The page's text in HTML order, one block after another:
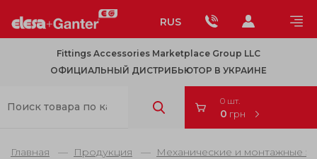
RUS
Fittings Accessories Marketplace Group LLC
ОФИЦИАЛЬНЫЙ ДИСТРИБЬЮТОР В УКРАИНЕ
0 шт.
0 грн
Главная Продукция Механические и монтажные